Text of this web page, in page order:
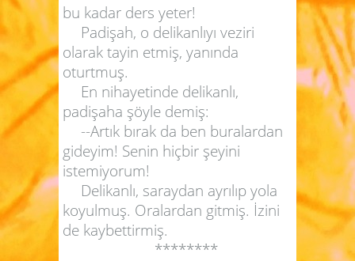
bu kadar ders yeter!
Padişah, o delikanlıyı veziri
olarak tayin etmiş, yanında
oturtmuş.
En nihayetinde delikanlı,
padişaha şöyle demiş:
--Artık bırak da ben buralardan
gideyim! Senin hiçbir şeyini
istemiyorum!
Delikanlı, saraydan ayrılıp yola
koyulmuş. Oralardan gitmiş. İzini
de kaybettirmiş.
********